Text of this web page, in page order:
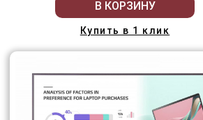
В КОРЗИНУ
Купить в 1 клик